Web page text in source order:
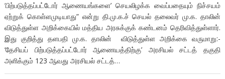
‘பிற்படுத்தப்பட்டோர் ஆணையங்களை’ செயலிழக்க வைப்பதையும் நிச்சயம்
ஏற்றுக் கொள்ளமுடியாது” என்று தி.மு.க.ச் செயல் தலைவர் மு.க. தாலின்
விடுத்துள்ள அறிக்கையில் மத்திய அரசுக்குக் கண்டனம் தெரிவித்துள்ளார்.
இது குறித்து தளபதி மு.க. தாலின் விடுத்துள்ள அறிக்கை வருமாறு:-
‘தேசியப் பிற்படுத்தப்பட்டோர் ஆணையத்திற்கு’ அரசியல் சட்டத் தகுதி
அளிக்கும் 123 ஆவது அரசியல் சட்டத்…